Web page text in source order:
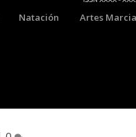
Natación Artes